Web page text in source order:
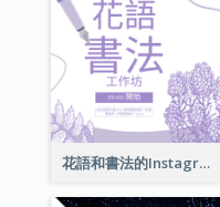
花語和書法的Instagram帖子